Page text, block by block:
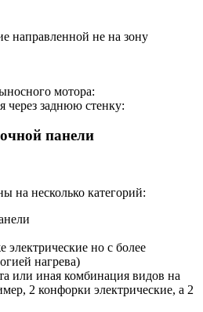
направленной не на зону
мотора:
через заднюю стенку:
панели
на несколько категорий:
но с более
нагрева)
или иная комбинация видов на
2 конфорки электрические, а 2